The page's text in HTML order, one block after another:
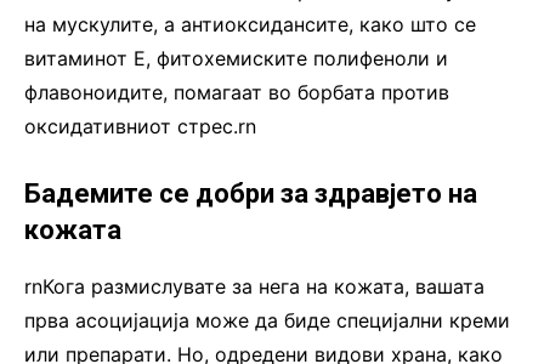
на мускулите, а антиоксидансите, како што се
витаминот Е, фитохемиските полифеноли и
флавоноидите, помагаат во борбата против
оксидативниот стрес.rn
Бадемите се добри за здравјето на
кожата
rnКога размислувате за нега на кожата, вашата
прва асоцијација може да биде специјални креми
или препарати. Но, одредени видови храна, како